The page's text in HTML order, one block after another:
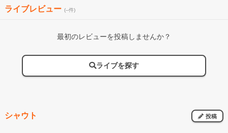
ライブレビュー (--件)
最初のレビューを投稿しませんか？
ライブを探す
シャウト 投稿